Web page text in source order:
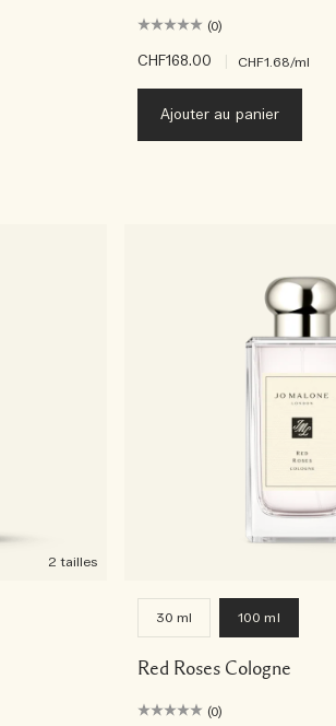
(0)
CHF168.00 CHF1.68/ml
Ajouter au panier
2 tailles
30 ml 100 ml
Red Roses Cologne
(0)